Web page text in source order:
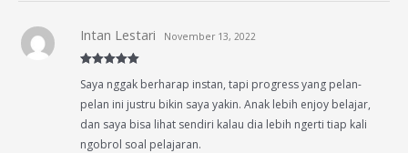
of 5
Intan Lestari November 13, 2022
Saya nggak berharap instan, tapi progress yang pelan-
pelan ini justru bikin saya yakin. Anak lebih enjoy belajar,
dan saya bisa lihat sendiri kalau dia lebih ngerti tiap kali
ngobrol soal pelajaran.